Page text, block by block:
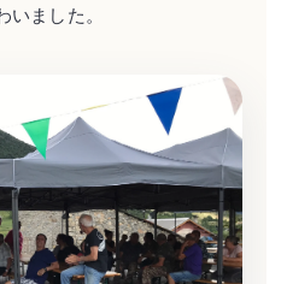
いました。